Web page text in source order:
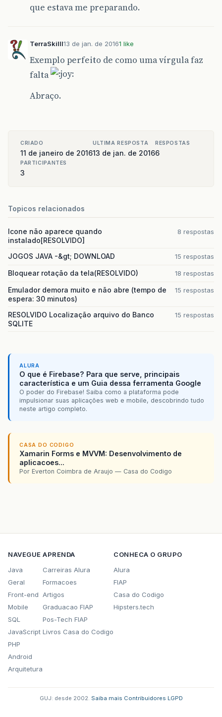
que estava me preparando.
TerraSkilll13 de jan. de 20161 like
Exemplo perfeito de como uma vírgula faz
falta
Abraço.
CRIADO
11 de janeiro de 2016
ULTIMA RESPOSTA
13 de jan. de 2016
RESPOSTAS
6
PARTICIPANTES
3
Topicos relacionados
Icone não aparece quando
instalado[RESOLVIDO]
8 respostas
JOGOS JAVA -&gt; DOWNLOAD 15 respostas
Bloquear rotação da tela(RESOLVIDO) 18 respostas
Emulador demora muito e não abre (tempo de
espera: 30 minutos)
15 respostas
RESOLVIDO Localização arquivo do Banco
SQLITE
15 respostas
ALURA
O que é Firebase? Para que serve, principais
característica e um Guia dessa ferramenta Google
O poder do Firebase! Saiba como a plataforma pode
impulsionar suas aplicações web e mobile, descobrindo tudo
neste artigo completo.
CASA DO CODIGO
Xamarin Forms e MVVM: Desenvolvimento de
aplicacoes...
Por Everton Coimbra de Araujo — Casa do Codigo
NAVEGUE
Java
Geral
Front-end
Mobile
SQL
JavaScript
PHP
Android
Arquitetura
APRENDA
Carreiras Alura
Formacoes
Artigos
Graduacao FIAP
Pos-Tech FIAP
Livros Casa do Codigo
CONHECA O GRUPO
Alura
FIAP
Casa do Codigo
Hipsters.tech
GUJ: desde 2002. Saiba mais Contribuidores LGPD